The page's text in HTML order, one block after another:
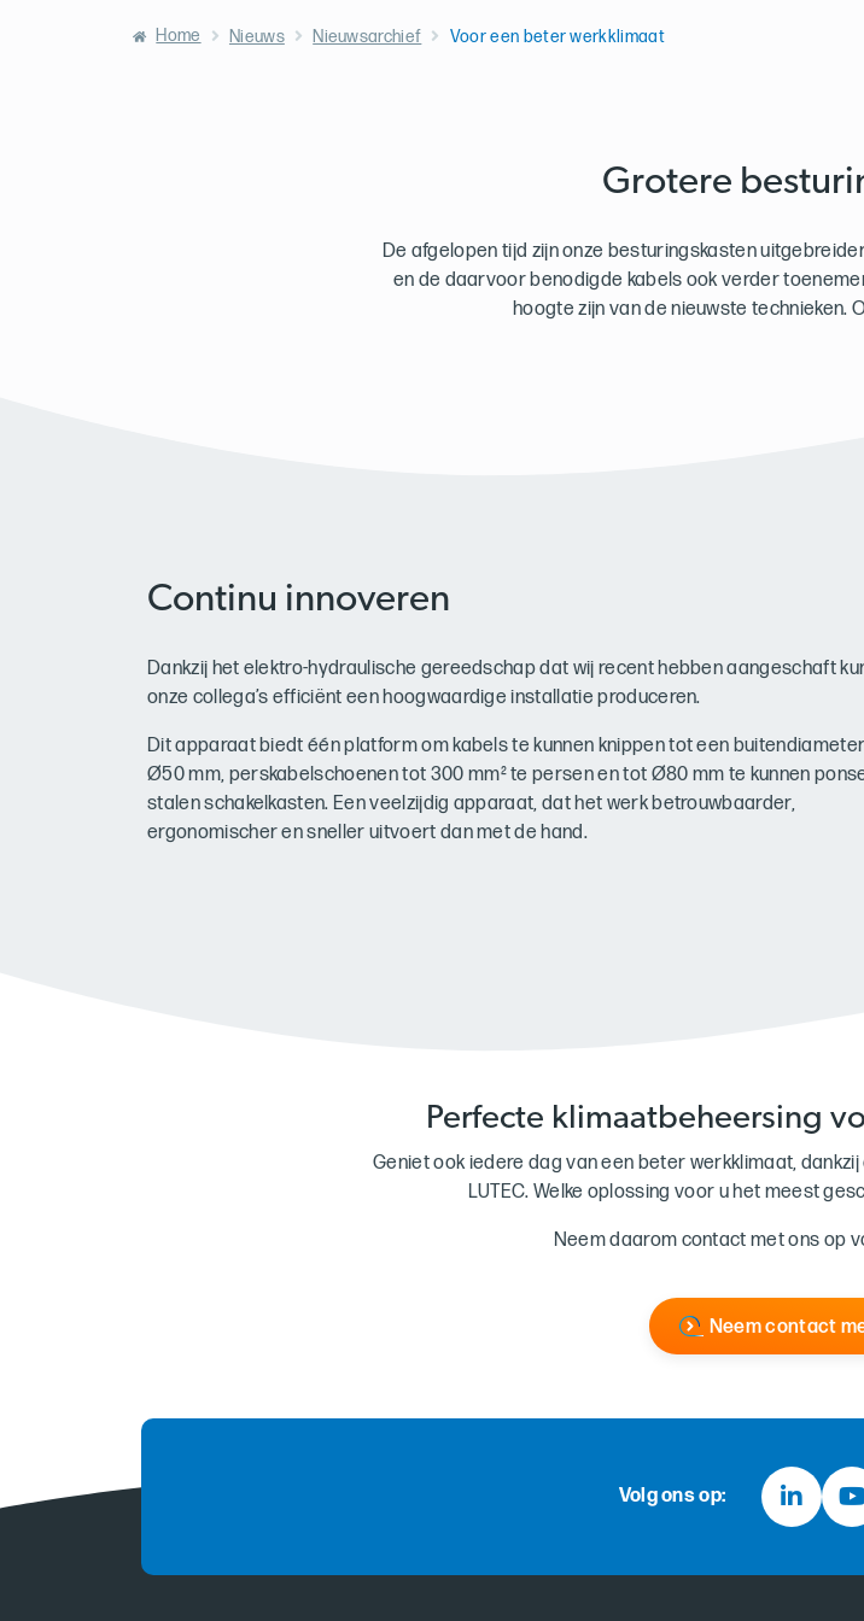
Home Nieuws Nieuwsarchief Voor een beter werkklimaat
Grotere
De afgelopen tijd zijn onze besturingskasten
en de daarvoor benodigde kabels ook verder
hoogte zijn van de nieuwste technieken.
Continu innoveren
Dankzij het elektro-hydraulische gereedschap dat wij recent hebben aangeschaft
onze collega’s efficiënt een hoogwaardige installatie produceren.
Dit apparaat biedt één platform om kabels te kunnen knippen tot een
Ø50 mm, perskabelschoenen tot 300 mm² te persen en tot Ø80 mm te kunnen
stalen schakelkasten. Een veelzijdig apparaat, dat het werk betrouwbaarder,
ergonomischer en sneller uitvoert dan met de hand.
Perfecte klimaatbeheersing
Geniet ook iedere dag van een beter werkklimaat,
LUTEC. Welke oplossing voor u het meest
Neem daarom contact met ons op
Neem contact
Volg ons op: